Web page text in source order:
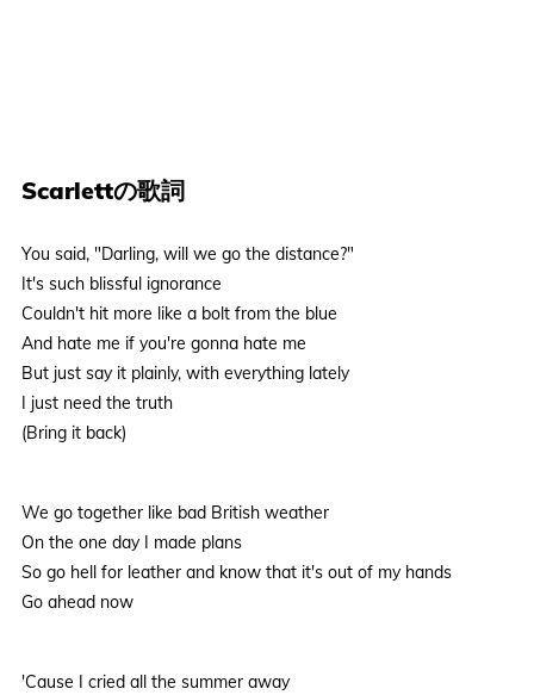
Scarlettの歌詞
You said, "Darling, will we go the distance?"
It's such blissful ignorance
Couldn't hit more like a bolt from the blue
And hate me if you're gonna hate me
But just say it plainly, with everything lately
I just need the truth
(Bring it back)
We go together like bad British weather
On the one day I made plans
So go hell for leather and know that it's out of my hands
Go ahead now
'Cause I cried all the summer away